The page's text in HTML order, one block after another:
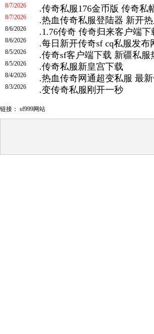
.传奇私服176金币版 传奇私
8/7/2026
.热血传奇私服登陆器 新开
8/7/2026
.1.76传奇 传奇归来客户端下
8/6/2026
.每日新开传奇sf cq私服发布
8/6/2026
.传奇sf客户端下载 新疆私服
8/5/2026
.传奇私服新皇宫下载
8/5/2026
.热血传奇网通超变私服 最
8/4/2026
.变传奇私服刚开一秒
8/3/2026
链接： sf999网站